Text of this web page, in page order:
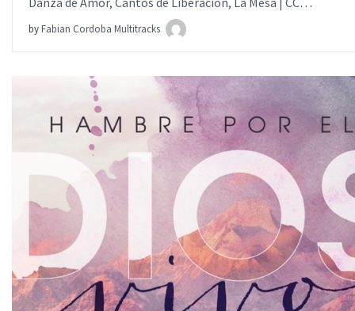
byFabian Cordoba Multitracks
AÑADIR AL PEDIDO
ITEM PRICE:$15.00